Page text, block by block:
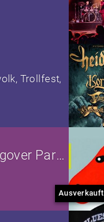
Trollfest,
Frohes Altes Neues oder Hangover Party
Ausverkauft